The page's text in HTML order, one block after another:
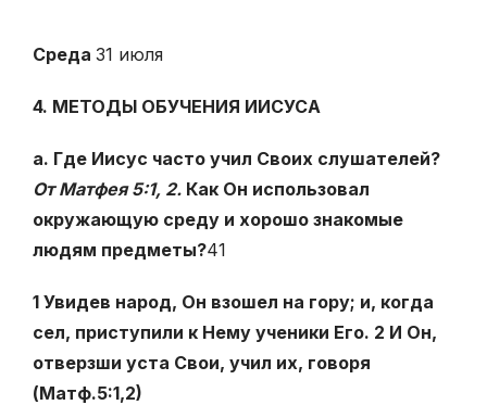
Среда 31 июля
4. МЕТОДЫ ОБУЧЕНИЯ ИИСУСА
а. Где Иисус часто учил Своих слушателей?
От Матфея 5:1, 2. Как Он использовал
окружающую среду и хорошо знакомые
людям предметы?41
1 Увидев народ, Он взошел на гору; и, когда
сел, приступили к Нему ученики Его. 2 И Он,
отверзши уста Свои, учил их, говоря
(Матф.5:1,2)